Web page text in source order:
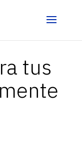
tus